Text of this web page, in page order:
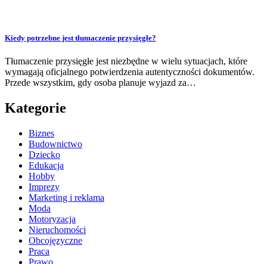
Kiedy potrzebne jest tłumaczenie przysięgłe?
Tłumaczenie przysięgłe jest niezbędne w wielu sytuacjach, które
wymagają oficjalnego potwierdzenia autentyczności dokumentów.
Przede wszystkim, gdy osoba planuje wyjazd za…
Kategorie
Biznes
Budownictwo
Dziecko
Edukacja
Hobby
Imprezy
Marketing i reklama
Moda
Motoryzacja
Nieruchomości
Obcojęzyczne
Praca
Prawo